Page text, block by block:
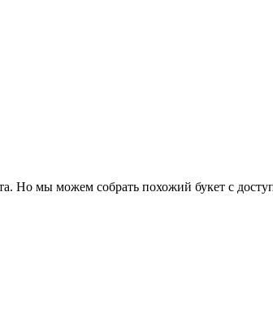
Но мы можем собрать похожий букет с